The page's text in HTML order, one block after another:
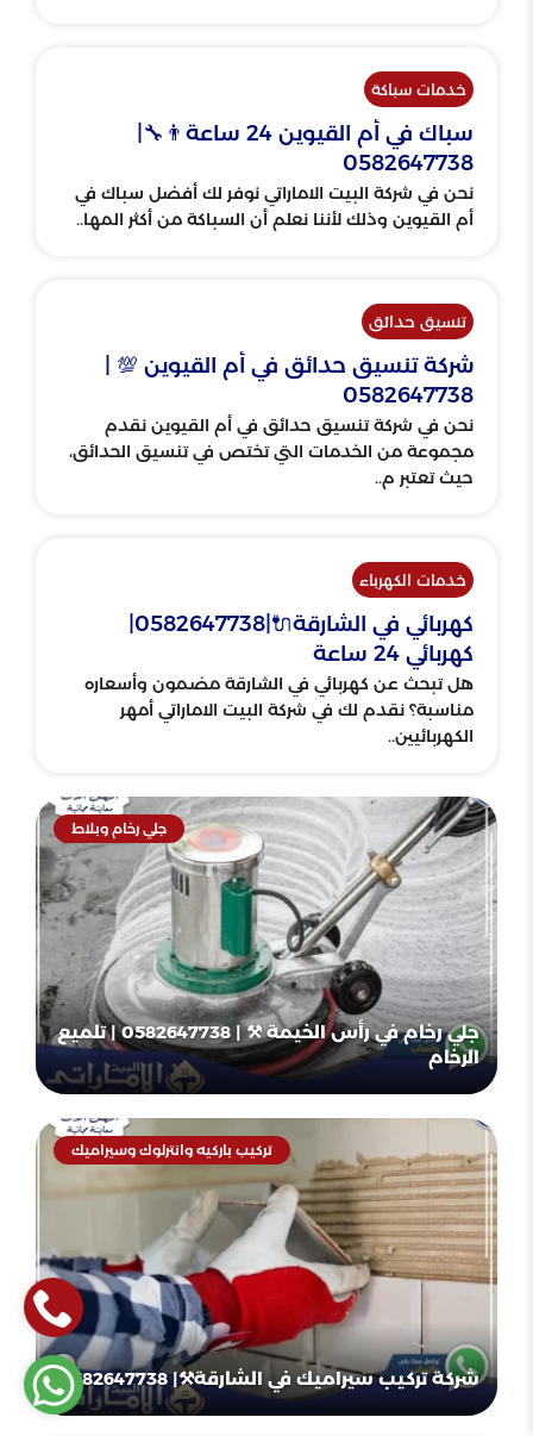
خدمات سباكة
سباك في أم القيوين 24 ساعة👨‍🔧|
0582647738
نحن في شركة البيت الاماراتي نوفر لك أفضل سباك في
أم القيوين وذلك لأننا نعلم أن السباكة من أكثر المها..
تنسيق حدائق
شركة تنسيق حدائق في أم القيوين 💯 |
0582647738
نحن في شركة تنسيق حدائق في أم القيوين نقدم
مجموعة من الخدمات التي تختص في تنسيق الحدائق،
حيث تعتبر م..
خدمات الكهرباء
كهربائي 24 ساعة
هل تبحث عن كهربائي في الشارقة مضمون وأسعاره
مناسبة؟ نقدم لك في شركة البيت الاماراتي أمهر
الكهربائيين..
جلي رخام وبلاط
جلي رخام في رأس الخيمة ⚒ | 0582647738 | تلميع
الرخام
تركيب باركيه وانترلوك وسيراميك
شركة تركيب سيراميك في الشارقة⚒️| 0582647738